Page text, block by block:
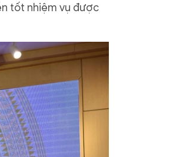
tốt nhiệm vụ được